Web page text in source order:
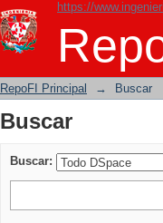
https://
Buscar
RepoFI Principal → Buscar
Buscar
Buscar: